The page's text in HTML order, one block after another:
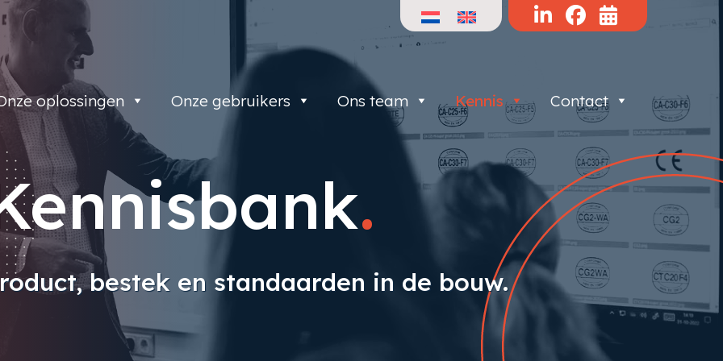
oplossingen Onze gebruikers Ons team Kennis Contact
.
bestek en standaarden in de bouw.